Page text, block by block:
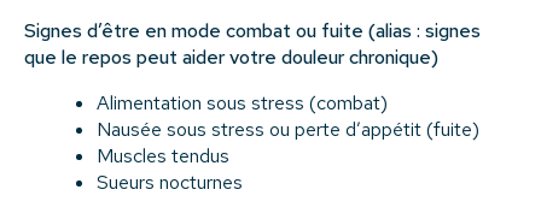
Signes d’être en mode combat ou fuite (alias : signes
que le repos peut aider votre douleur chronique)
Alimentation sous stress (combat)
Nausée sous stress ou perte d’appétit (fuite)
Muscles tendus
Sueurs nocturnes